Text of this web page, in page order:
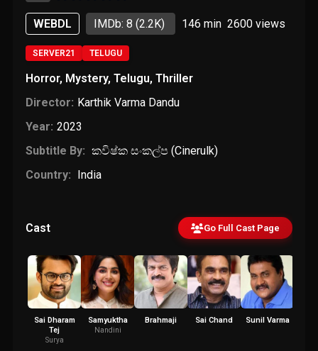
WEBDL IMDb: 8 (2.2K) 146 min 2600views
SERVER21 TELUGU
Horror, Mystery,Telugu,Thriller
Director: Karthik Varma Dandu
Year: 2023
Subtitle By: කවිෂ්ක සංකල්ප (Cinerulk)
Country:
India
Cast Go Full Cast Page
Sai Dharam
Tej
Surya
Samyuktha
Nandini
Brahmaji Sai Chand Sunil Varma